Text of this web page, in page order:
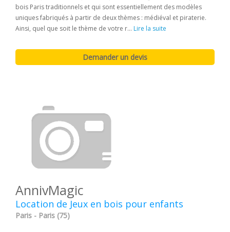
bois Paris traditionnels et qui sont essentiellement des modèles
uniques fabriqués à partir de deux thèmes : médiéval et piraterie.
Ainsi, quel que soit le thème de votre r... Lire la suite
AnnivMagic
Location de Jeux en bois pour enfants
Paris - Paris (75)